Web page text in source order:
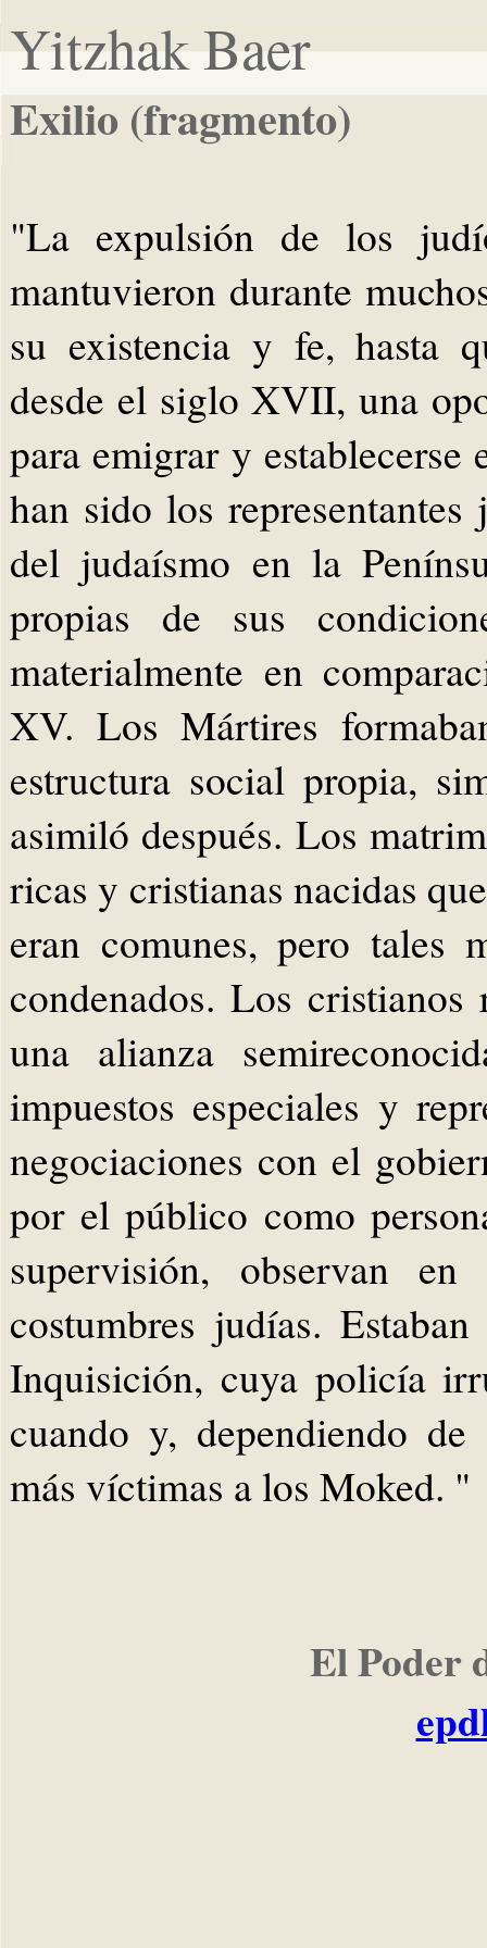
Yitzhak Baer
Exilio (fragmento)
"La expulsión de los
mantuvieron durante
su existencia y fe, hasta
desde el siglo XVII, una
para emigrar y establecerse
han sido los
del judaísmo en la
propias de sus
materialmente en
XV. Los Mártires
estructura social propia,
asimiló después. Los
ricas y cristianas nacidas
eran comunes, pero tales
condenados. Los
una alianza
impuestos especiales y
negociaciones con el
por el público como
supervisión, observan
costumbres judías.
Inquisición, cuya policía
cuando y, dependiendo
más víctimas a los Moked. "
El Poder